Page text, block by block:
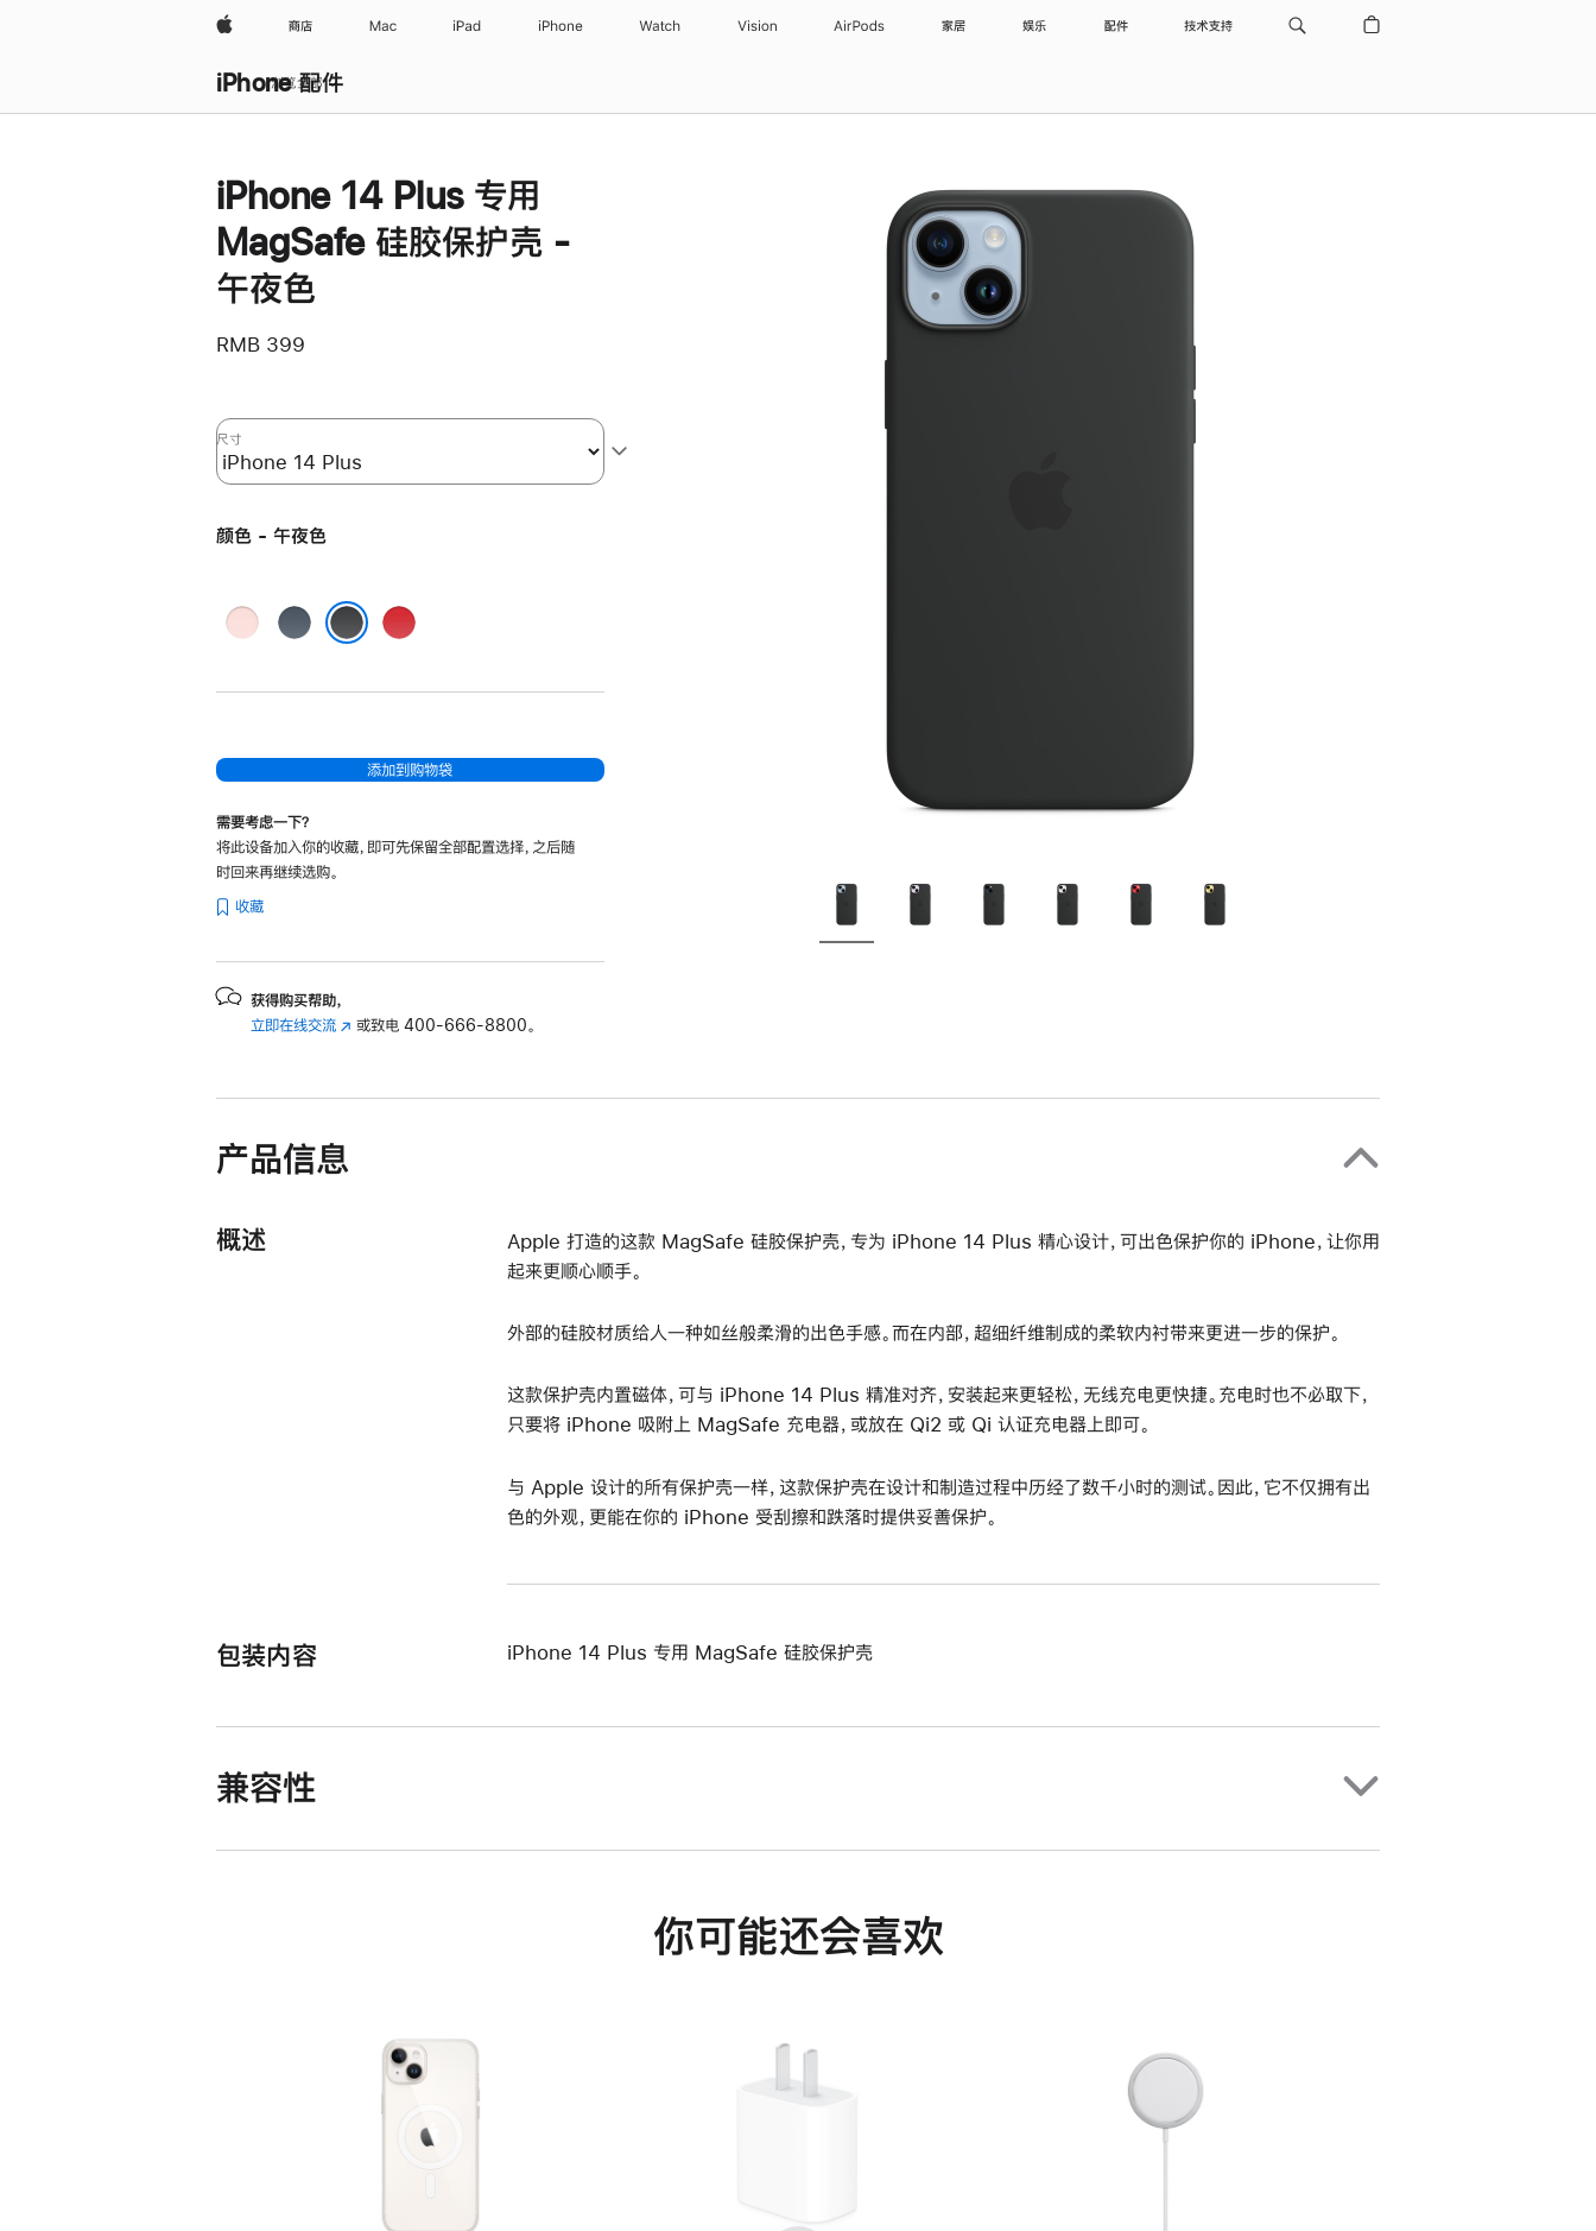
Apple 商店 Mac iPad iPhone Watch Vision AirPods 家居 娱乐 配件 技术支持
iPhone 配件
浏览全部
iPhone 14 Plus 专用
MagSafe 硅胶保护壳 -
午夜色
RMB 399
尺寸
颜色 - 午夜色
灰
风
红
添加到购物袋
需要考虑一下？
将此设备加入你的收藏，即可先保留全部配置选择，之后随
时回来再继续选购。
收藏
获得购买帮助，
立即在线交流 (在
口
打
开)
或致电400-666-8800。
产品信息
概述
Apple 打造的这款 MagSafe 硅胶保护壳，专为 iPhone 14 Plus 精心设计，可出色保护你的 iPhone，让你用
起来更顺心顺手。
外部的硅胶材质给人一种如丝般柔滑的出色手感。而在内部，超细纤维制成的柔软内衬带来更进一步的保护。
这款保护壳内置磁体，可与 iPhone 14 Plus 精准对齐，安装起来更轻松，无线充电更快捷。充电时也不必取下，
只要将 iPhone 吸附上 MagSafe 充电器，或放在 Qi2 或 Qi 认证充电器上即可。
与 Apple 设计的所有保护壳一样，这款保护壳在设计和制造过程中历经了数千小时的测试。因此，它不仅拥有出
色的外观，更能在你的 iPhone 受刮擦和跌落时提供妥善保护。
包装内容 iPhone 14 Plus 专用 MagSafe 硅胶保护壳
兼容性
你可能还会喜欢